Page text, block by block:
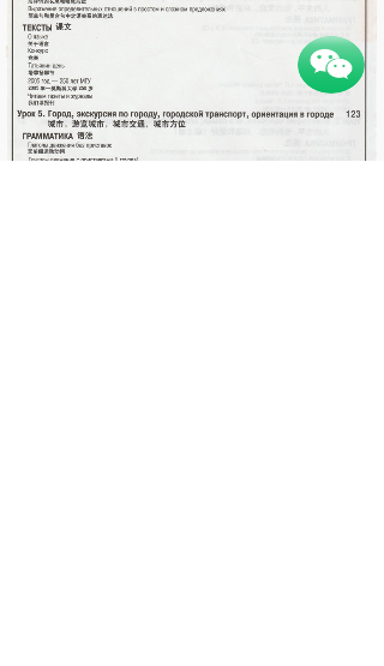
按钮文本